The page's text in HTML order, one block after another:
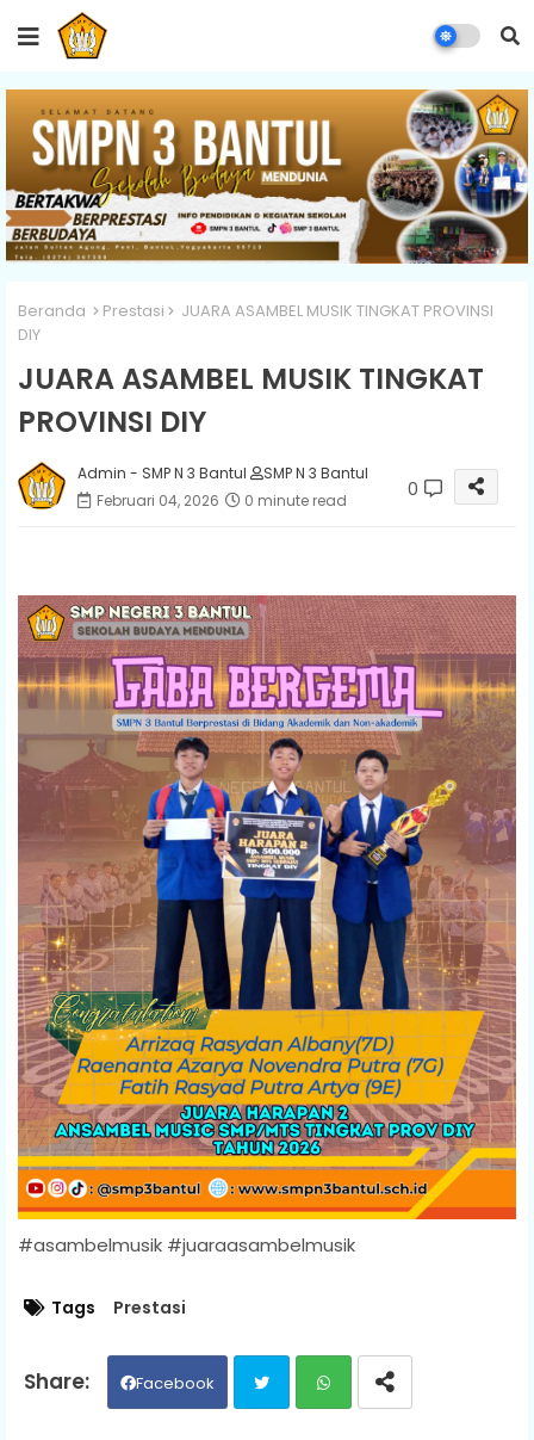
Beranda Prestasi
JUARA ASAMBEL MUSIK TINGKAT PROVINSI
DIY
JUARA ASAMBEL MUSIK TINGKAT
PROVINSI DIY
Admin - SMP N 3 Bantul
SMP N 3 Bantul
Februari 04, 2026
0 minute read 0
#asambelmusik #juaraasambelmusik
Tags Prestasi
Facebook